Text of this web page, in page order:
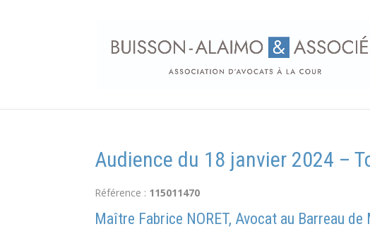
Audience du 18 janvier 2024 –
Référence : 115011470
Maître Fabrice NORET, Avocat au Barreau de